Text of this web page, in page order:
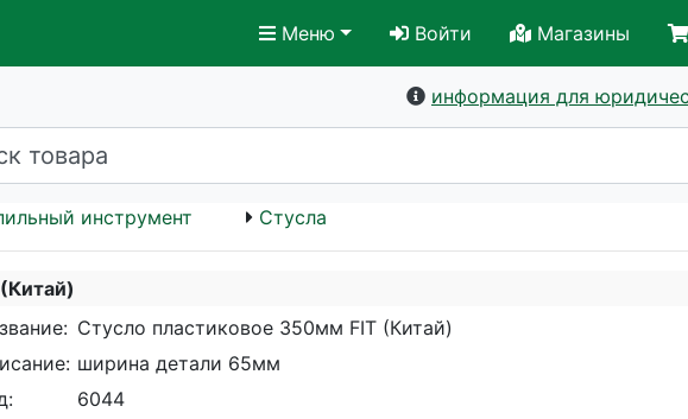
Меню Войти Магазины
информация для
инструмент Стусла
Стусло пластиковое 350мм FIT (Китай)
ширина детали 65мм
6044